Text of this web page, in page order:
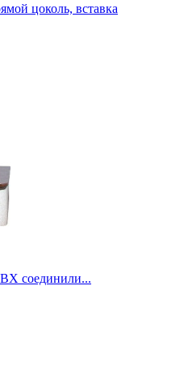
цоколь, вставка
соединили...